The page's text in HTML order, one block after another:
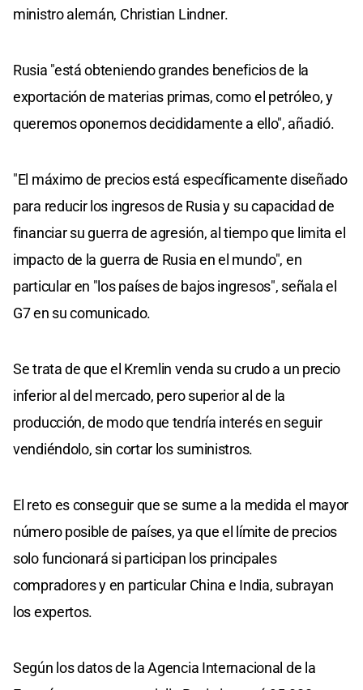
ministro alemán, Christian Lindner.
Rusia "está obteniendo grandes beneficios de la
exportación de materias primas, como el petróleo, y
queremos oponernos decididamente a ello", añadió.
"El máximo de precios está específicamente diseñado
para reducir los ingresos de Rusia y su capacidad de
financiar su guerra de agresión, al tiempo que limita el
impacto de la guerra de Rusia en el mundo", en
particular en "los países de bajos ingresos", señala el
G7 en su comunicado.
Se trata de que el Kremlin venda su crudo a un precio
inferior al del mercado, pero superior al de la
producción, de modo que tendría interés en seguir
vendiéndolo, sin cortar los suministros.
El reto es conseguir que se sume a la medida el mayor
número posible de países, ya que el límite de precios
solo funcionará si participan los principales
compradores y en particular China e India, subrayan
los expertos.
Según los datos de la Agencia Internacional de la